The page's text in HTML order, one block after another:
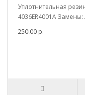
Уплотнительная
4036ER4001A Замены:
250.00 р.